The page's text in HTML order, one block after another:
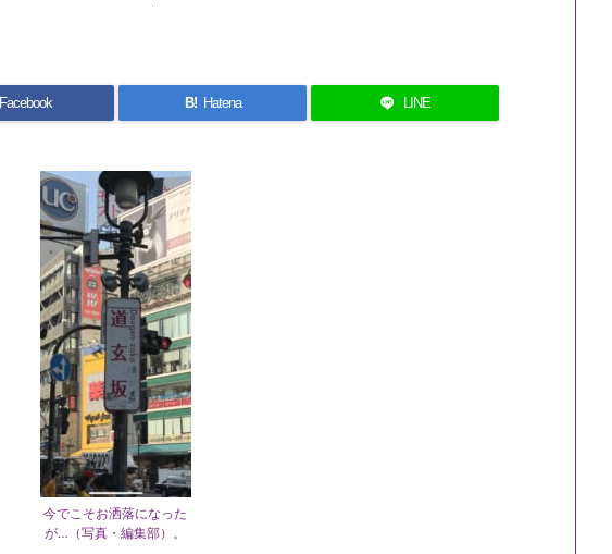
Facebook B! Hatena LINE
今でこそお洒落になった
が…（写真・編集部）。